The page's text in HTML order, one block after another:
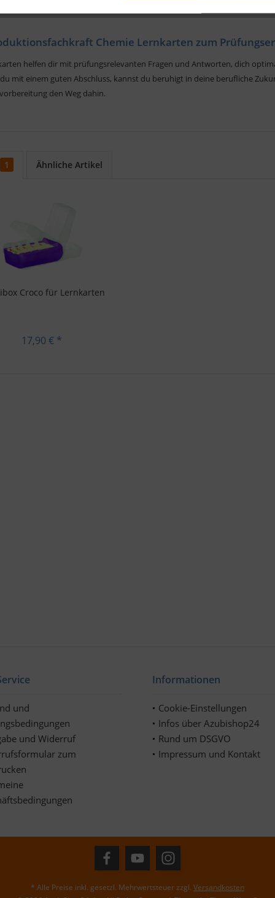
Chemie Lernkarten zum
helfen dir mit prüfungsrelevanten Fragen und Antworten, dich
mit einem guten Abschluss, kannst du beruhigt in deine berufliche
den Weg dahin.
1 Ähnliche Artikel
Croco für Lernkarten
17,90 € *
und
und Widerruf
zum
Informationen
Cookie-Einstellungen
Infos über Azubishop24
Rund um DSGVO
Impressum und Kontakt
* Alle Preise inkl. gesetzl. Mehrwertsteuer zzgl. Versandkosten